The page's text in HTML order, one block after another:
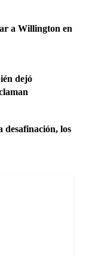
a Willington en
dejó
desafinación, los